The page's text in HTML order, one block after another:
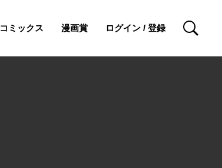
コミックス 漫画賞 ログイン / 登録 検索